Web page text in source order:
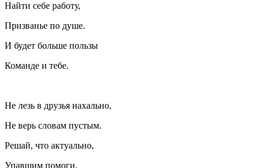
Найти себе работу,
Призванье по душе.
И будет больше пользы
Команде и тебе.
Не лезь в друзья нахально,
Не верь словам пустым.
Решай, что актуально,
Упавшим помоги.